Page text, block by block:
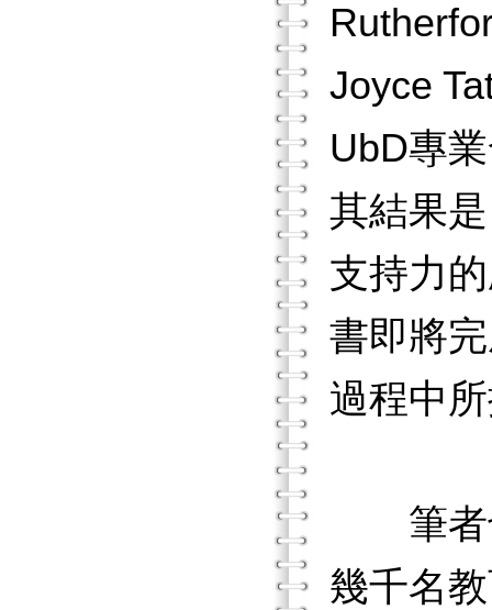
Joyce
UbD專
其結果
支持力
書即將
過程中
筆者也
幾千名